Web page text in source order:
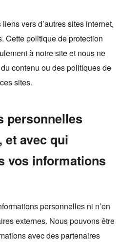
vers d’autres sites internet,
Cette politique de protection
à notre site et nous ne
contenu ou des politiques de
sites.
personnelles
et avec qui
vos informations
personnelles ni n’en
externes. Nous pouvons être
avec des partenaires